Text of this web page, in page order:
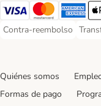
Visa Payment Method
MastercardAmerican
Contra-reembolso
Contra-reembolso
Quiénes somos
Formas de pago